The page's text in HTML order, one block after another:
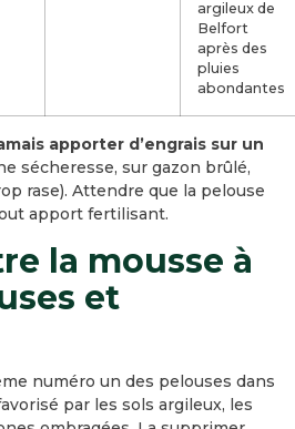
argileux de
Belfort
après des
pluies
abondantes
apporter d’engrais sur un
sécheresse, sur gazon brûlé,
rase). Attendre que la pelouse
apport fertilisant.
la mousse à
et
numéro un des pelouses dans
par les sols argileux, les